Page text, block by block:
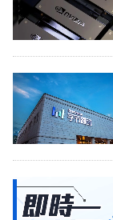
場
生
事
訂